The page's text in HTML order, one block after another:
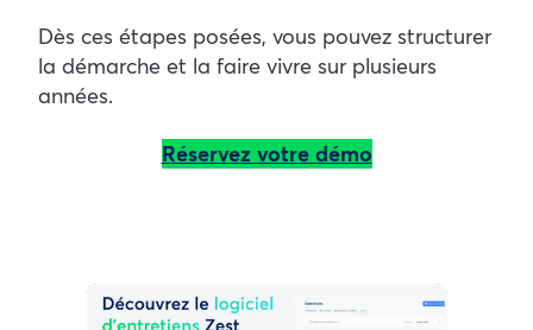
Dès ces étapes posées, vous pouvez structurer
la démarche et la faire vivre sur plusieurs
années.
Réservez votre démo